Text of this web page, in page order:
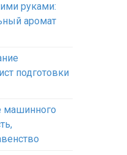
руками:
аромат
подготовки
машинного